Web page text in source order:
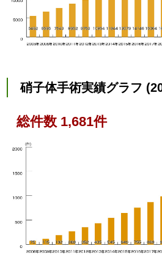
硝子体手術実績グラフ
総件数 1,681件